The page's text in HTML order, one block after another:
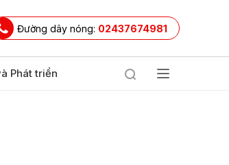
Đường dây nóng: 02437674981
Phát triển